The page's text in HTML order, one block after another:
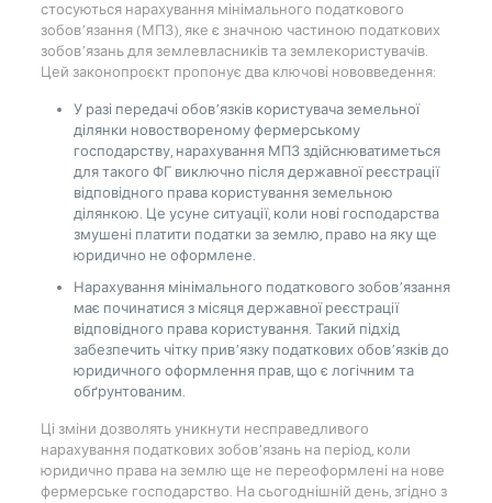
стосуються нарахування мінімального податкового
зобов’язання (МПЗ), яке є значною частиною податкових
зобов’язань для землевласників та землекористувачів.
Цей законопроєкт пропонує два ключові нововведення:
У разі передачі обов’язків користувача земельної
ділянки новоствореному фермерському
господарству, нарахування МПЗ здійснюватиметься
для такого ФГ виключно після державної реєстрації
відповідного права користування земельною
ділянкою. Це усуне ситуації, коли нові господарства
змушені платити податки за землю, право на яку ще
юридично не оформлене.
Нарахування мінімального податкового зобов’язання
має починатися з місяця державної реєстрації
відповідного права користування. Такий підхід
забезпечить чітку прив’язку податкових обов’язків до
юридичного оформлення прав, що є логічним та
обґрунтованим.
Ці зміни дозволять уникнути несправедливого
нарахування податкових зобов’язань на період, коли
юридично права на землю ще не переоформлені на нове
фермерське господарство. На сьогоднішній день, згідно з